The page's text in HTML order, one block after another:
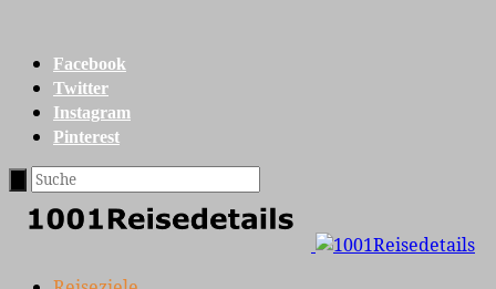
Facebook
Twitter
Instagram
Pinterest